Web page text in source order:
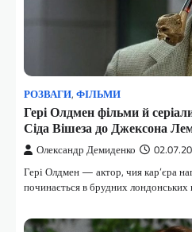
РОЗВАГИ, ФІЛЬМИ
Гері Олдмен фільми й
Сіда Вішеза до Джексона
Олександр Демиденко
Гері Олдмен — актор, чия кар’єра
починається в брудних лондонських